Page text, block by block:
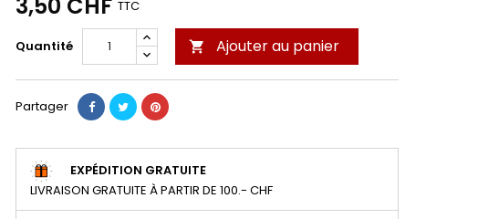
TTC
Quantité  Ajouter au panier
Partager
EXPÉDITION GRATUITE
LIVRAISON GRATUITE À PARTIR DE 100.- CHF